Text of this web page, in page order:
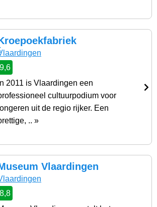
9,6
In 2011 is Vlaardingen een
cultuurpodium voor
uit de regio rijker. Een
.. »
Vlaardingen
8,8